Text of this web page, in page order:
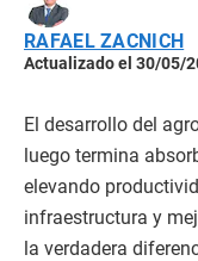
RAFAEL ZACNICH
Actualizado el 30/05/
El desarrollo del
luego termina
elevando
infraestructura y
la verdadera